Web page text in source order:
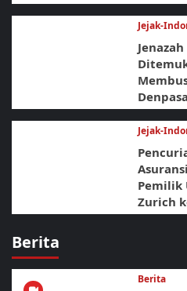
Jejak-
Jejak-
Pemilik
Zurich
Berita
Berita